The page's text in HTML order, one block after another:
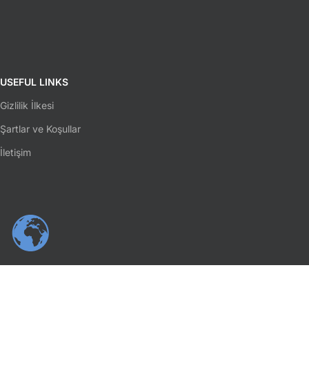
USEFUL LINKS
Gizlilik İlkesi
Şartlar ve Koşullar
İletişim